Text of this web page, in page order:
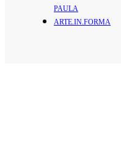
PAULA
ARTE.IN.FORMA